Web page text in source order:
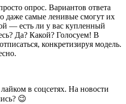
опрос. Вариантов ответа
даже самые ленивые смогут их
— есть ли у вас купленный
Да? Какой? Голосуем! В
конкретизируя модель.
в соцсетях. На новости
😉